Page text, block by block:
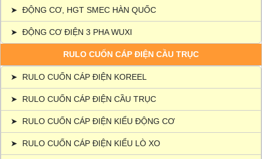
➤ ĐỘNG CƠ, HGT SMEC HÀN QUỐC
➤ ĐỘNG CƠ ĐIỆN 3 PHA WUXI
RULO CUỐN CÁP ĐIỆN CẦU TRỤC
➤ RULO CUỐN CÁP ĐIỆN KOREEL
➤ RULO CUỐN CÁP ĐIỆN CẦU TRỤC
➤ RULO CUỐN CÁP ĐIỆN KIỂU ĐỘNG CƠ
➤ RULO CUỐN CÁP ĐIỆN KIỂU LÒ XO